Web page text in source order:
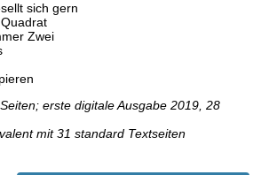
sich gern
Zwei
erste digitale Ausgabe 2019, 28
mit 31 standard Textseiten